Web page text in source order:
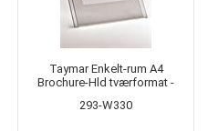
Taymar Enkelt-rum A4
Brochure-Hld tværformat -
293-W330